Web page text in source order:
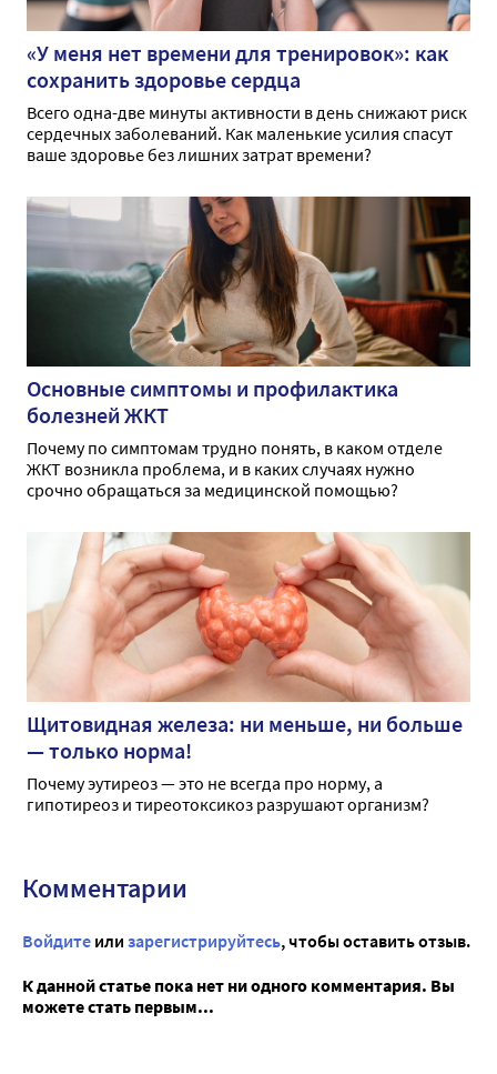
«У меня нет времени для тренировок»: как
сохранить здоровье сердца
Всего одна-две минуты активности в день снижают риск
сердечных заболеваний. Как маленькие усилия спасут
ваше здоровье без лишних затрат времени?
Основные симптомы и профилактика
болезней ЖКТ
Почему по симптомам трудно понять, в каком отделе
ЖКТ возникла проблема, и в каких случаях нужно
срочно обращаться за медицинской помощью?
Щитовидная железа: ни меньше, ни больше
— только норма!
Почему эутиреоз — это не всегда про норму, а
гипотиреоз и тиреотоксикоз разрушают организм?
Комментарии
Войдите или зарегистрируйтесь, чтобы оставить отзыв.
К данной статье пока нет ни одного комментария. Вы
можете стать первым...